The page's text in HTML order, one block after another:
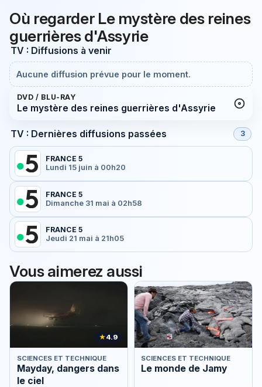
Où regarder Le mystère des reines
guerrières d'Assyrie
TV : Diffusions à venir
Aucune diffusion prévue pour le moment.
DVD / BLU-RAY
Le mystère des reines guerrières d'Assyrie
TV : Dernières diffusions passées 3
FRANCE 5
Lundi 15 juin à 00h20
FRANCE 5
Dimanche 31 mai à 02h58
FRANCE 5
Jeudi 21 mai à 21h05
Vous aimerez aussi
★4.9
SCIENCES ET TECHNIQUE
Mayday, dangers dans
le ciel
SCIENCES ET TECHNIQUE
Le monde de Jamy